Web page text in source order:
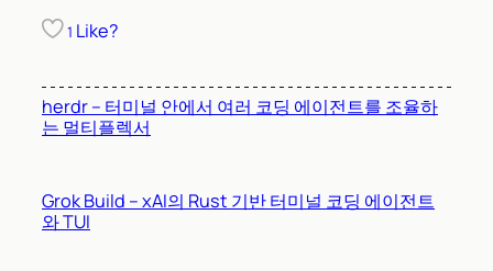
1 Like?
herdr – 터미널 안에서 여러 코딩 에이전트를 조율하
는 멀티플렉서
Grok Build – xAI의 Rust 기반 터미널 코딩 에이전트
와 TUI